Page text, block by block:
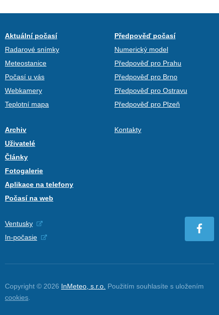
Aktuální počasí
Radarové snímky
Meteostanice
Počasí u vás
Webkamery
Teplotní mapa
Předpověď počasí
Numerický model
Předpověď pro Prahu
Předpověď pro Brno
Předpověď pro Ostravu
Předpověď pro Plzeň
Archiv
Uživatelé
Články
Fotogalerie
Aplikace na telefony
Počasí na web
Kontakty
Ventusky
In-počasie
Copyright © 2026 InMeteo, s.r.o. Použitím souhlasíte s uložením
cookies